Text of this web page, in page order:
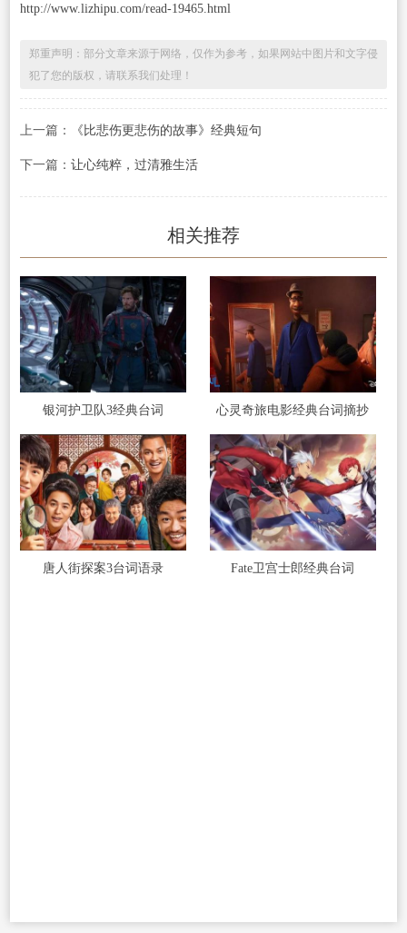
http://www.lizhipu.com/read-19465.html
郑重声明：部分文章来源于网络，仅作为参考，如果网站中图片和文字侵
犯了您的版权，请联系我们处理！
上一篇： 《比悲伤更悲伤的故事》经典短句
下一篇： 让心纯粹，过清雅生活
相关推荐
银河护卫队3经典台词 心灵奇旅电影经典台词摘抄
唐人街探案3台词语录 Fate卫宫士郎经典台词